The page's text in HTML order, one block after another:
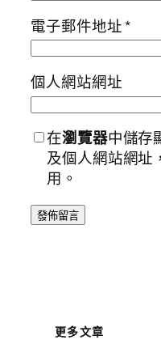
電子郵件地址*
個人網站網址
在瀏覽器中儲存
及個人網站網址
用。
更多文章